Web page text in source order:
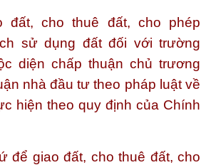
đất, cho thuê đất, cho phép
sử dụng đất đối với trường
diện chấp thuận chủ trương
nhà đầu tư theo pháp luật về
hiện theo quy định của Chính
để giao đất, cho thuê đất, cho